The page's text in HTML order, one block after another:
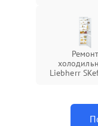
Ремонт
Liebherr